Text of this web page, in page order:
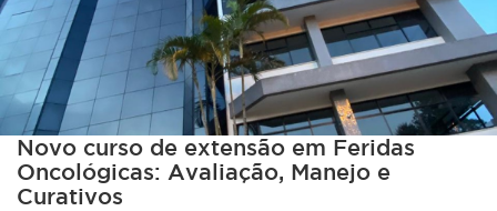
Novo curso de extensão em Feridas
Oncológicas: Avaliação, Manejo e
Curativos